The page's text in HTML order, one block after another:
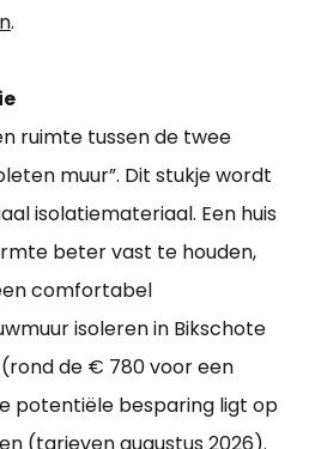
.
ruimte tussen de twee
muur”. Dit stukje wordt
isolatiemateriaal. Een huis
beter vast te houden,
comfortabel
isoleren in Bikschote
de € 780 voor een
potentiële besparing ligt op